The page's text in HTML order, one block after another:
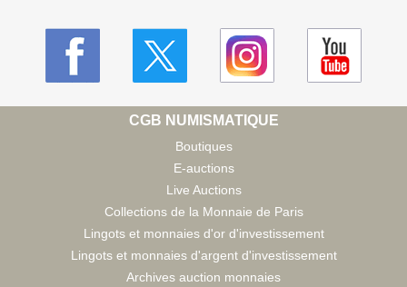
CGB NUMISMATIQUE
Boutiques
E-auctions
Live Auctions
Collections de la Monnaie de Paris
Lingots et monnaies d'or d'investissement
Lingots et monnaies d'argent d'investissement
Archives auction monnaies